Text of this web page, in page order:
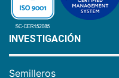
INVESTIGACIÓN
Semilleros